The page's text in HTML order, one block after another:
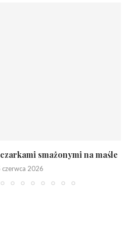
smażonymi na maśle
czerwca 2026